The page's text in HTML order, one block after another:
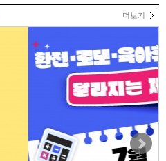
더보기